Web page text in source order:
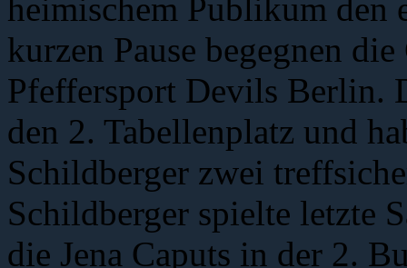
heimischem Publikum den
kurzen Pause begegnen
Pfeffersport Devils Berlin.
den 2. Tabellenplatz und
Schildberger zwei
Schildberger spielte letzte
die Jena Caputs in der 2.